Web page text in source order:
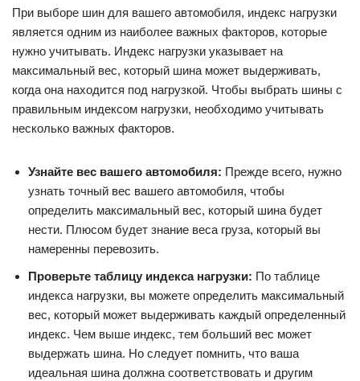
При выборе шин для вашего автомобиля, индекс нагрузки
является одним из наиболее важных факторов, которые
нужно учитывать. Индекс нагрузки указывает на
максимальный вес, который шина может выдерживать,
когда она находится под нагрузкой. Чтобы выбрать шины с
правильным индексом нагрузки, необходимо учитывать
несколько важных факторов.
Узнайте вес вашего автомобиля: Прежде всего, нужно
узнать точный вес вашего автомобиля, чтобы
определить максимальный вес, который шина будет
нести. Плюсом будет знание веса груза, который вы
намеренны перевозить.
Проверьте таблицу индекса нагрузки: По таблице
индекса нагрузки, вы можете определить максимальный
вес, который может выдерживать каждый определенный
индекс. Чем выше индекс, тем больший вес может
выдержать шина. Но следует помнить, что ваша
идеальная шина должна соответствовать и другим